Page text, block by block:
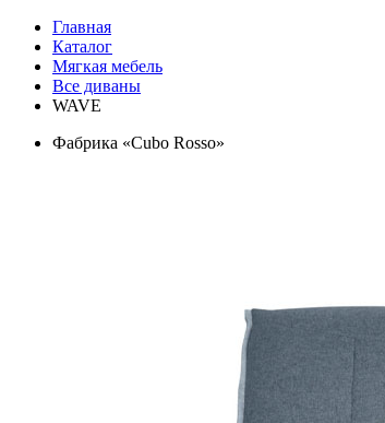
Главная
Каталог
Мягкая мебель
Все диваны
WAVE
Фабрика «Cubo Rosso»